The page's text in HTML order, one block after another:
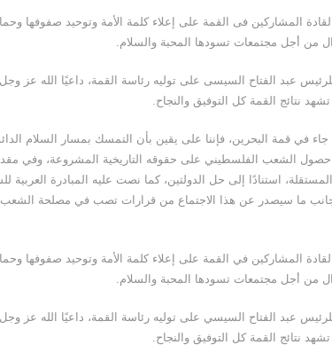
المشاركين فى القمة على إعلاء كلمة الأمة وتوحيد صفوفها
من أجل مجتمعات تسودها المحبة والسلام.
عبد الفتاح السيسى على توليه رئاسة القمة، داعيًا الله عز
نتائج القمة كل التوفيق والنجاح.
جاء في قمة البحرين، فإننا على يقين بأن التمسك بمسار السلام
الشعب الفلسطيني على حقوقه التاريخية المشروعة، وفي
استنادًا إلى حل الدولتين، كما نصت عليه المبادرة العربية
جانب ما سيصدر عن هذا الاجتماع من قرارات تصب في مصلحة الشعب
المشاركين في القمة على إعلاء كلمة الأمة وتوحيد صفوفها
من أجل مجتمعات تسودها المحبة والسلام.
عبد الفتاح السيسي على توليه رئاسة القمة، داعيًا الله عز
نتائج القمة كل التوفيق والنجاح.